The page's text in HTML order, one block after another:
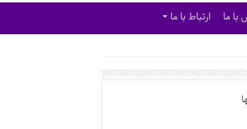
با ما ارتباط با ما